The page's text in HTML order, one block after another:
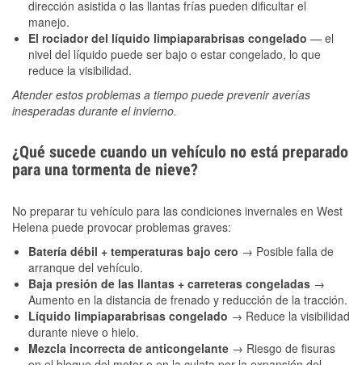
dirección asistida o las llantas frías pueden dificultar el
manejo.
El rociador del líquido limpiaparabrisas congelado — el
nivel del líquido puede ser bajo o estar congelado, lo que
reduce la visibilidad.
Atender estos problemas a tiempo puede prevenir averías
inesperadas durante el invierno.
¿Qué sucede cuando un vehículo no está preparado
para una tormenta de nieve?
No preparar tu vehículo para las condiciones invernales en West
Helena puede provocar problemas graves:
Batería débil + temperaturas bajo cero → Posible falla de
arranque del vehículo.
Baja presión de las llantas + carreteras congeladas →
Aumento en la distancia de frenado y reducción de la tracción.
Líquido limpiaparabrisas congelado → Reduce la visibilidad
durante nieve o hielo.
Mezcla incorrecta de anticongelante → Riesgo de fisuras